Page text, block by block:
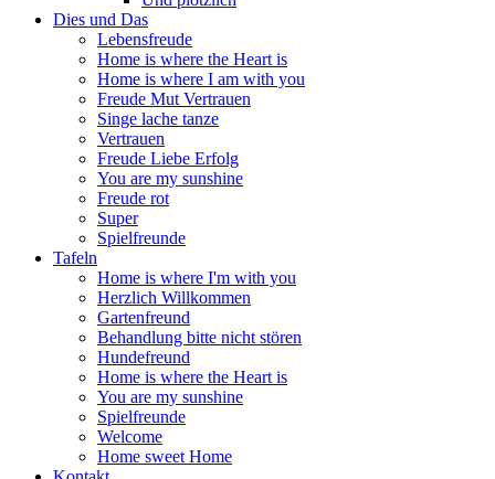
Dies und Das
Lebensfreude
Home is where the Heart is
Home is where I am with you
Freude Mut Vertrauen
Singe lache tanze
Vertrauen
Freude Liebe Erfolg
You are my sunshine
Freude rot
Super
Spielfreunde
Tafeln
Home is where I'm with you
Herzlich Willkommen
Gartenfreund
Behandlung bitte nicht stören
Hundefreund
Home is where the Heart is
You are my sunshine
Spielfreunde
Welcome
Home sweet Home